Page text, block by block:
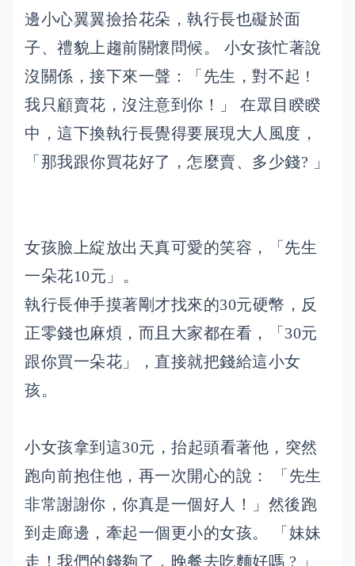
邊小心翼翼撿拾花朵，執行長也礙於面
子、禮貌上趨前關懷問候。 小女孩忙著說
沒關係，接下來一聲：「先生，對不起 !
我只顧賣花，沒注意到你！」 在眾目睽睽
中，這下換執行長覺得要展現大人風度，
「那我跟你買花好了，怎麼賣、多少錢? 」
女孩臉上綻放出天真可愛的笑容，「先生
一朵花10元」。
執行長伸手摸著剛才找來的30元硬幣，反
正零錢也麻煩，而且大家都在看，「30元
跟你買一朵花」，直接就把錢給這小女
孩。
小女孩拿到這30元，抬起頭看著他，突然
跑向前抱住他，再一次開心的說： 「先生
非常謝謝你，你真是一個好人！」然後跑
到走廊邊，牽起一個更小的女孩。 「妹妹
走！我們的錢夠了，晚餐去吃麵好嗎 ? 」